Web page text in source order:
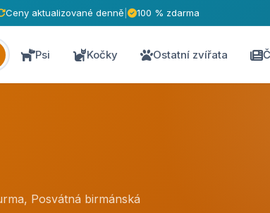
Ceny aktualizované denně 100 % zdarma
Psi Kočky Ostatní zvířata
Posvátná birmánská